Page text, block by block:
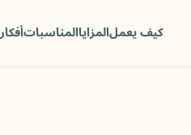
كيف يعملالمزاياالمناسبات